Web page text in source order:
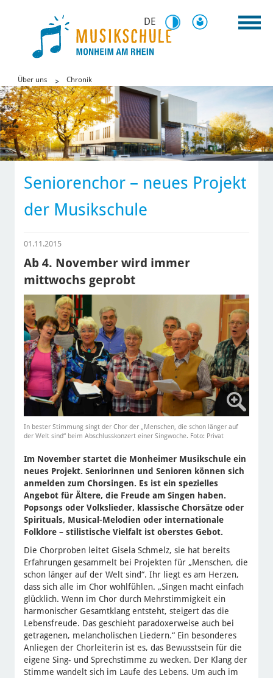
DE
Über uns Chronik
Seniorenchor – neues Projekt
der Musikschule
01.11.2015
Ab 4. November wird immer
mittwochs geprobt
In bester Stimmung singt der Chor der „Menschen, die schon länger auf
der Welt sind“ beim Abschlusskonzert einer Singwoche. Foto: Privat
Im November startet die Monheimer Musikschule ein
neues Projekt. Seniorinnen und Senioren können sich
anmelden zum Chorsingen. Es ist ein spezielles
Angebot für Ältere, die Freude am Singen haben.
Popsongs oder Volkslieder, klassische Chorsätze oder
Spirituals, Musical-Melodien oder internationale
Folklore – stilistische Vielfalt ist oberstes Gebot.
Die Chorproben leitet Gisela Schmelz, sie hat bereits
Erfahrungen gesammelt bei Projekten für „Menschen, die
schon länger auf der Welt sind“. Ihr liegt es am Herzen,
dass sich alle im Chor wohlfühlen. „Singen macht einfach
glücklich. Wenn im Chor durch Mehrstimmigkeit ein
harmonischer Gesamtklang entsteht, steigert das die
Lebensfreude. Das geschieht paradoxerweise auch bei
getragenen, melancholischen Liedern.“ Ein besonderes
Anliegen der Chorleiterin ist es, das Bewusstsein für die
eigene Sing- und Sprechstimme zu wecken. Der Klang der
Stimme wandelt sich im Laufe des Lebens. Um auch im